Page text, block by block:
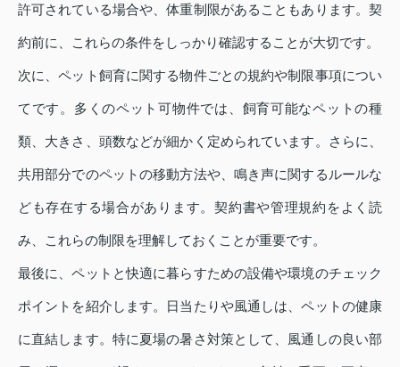
許可されている場合や、体重制限があることもあります。契
約前に、これらの条件をしっかり確認することが大切です。
次に、ペット飼育に関する物件ごとの規約や制限事項につい
てです。多くのペット可物件では、飼育可能なペットの種
類、大きさ、頭数などが細かく定められています。さらに、
共用部分でのペットの移動方法や、鳴き声に関するルールな
ども存在する場合があります。契約書や管理規約をよく読
み、これらの制限を理解しておくことが重要です。
最後に、ペットと快適に暮らすための設備や環境のチェック
ポイントを紹介します。日当たりや風通しは、ペットの健康
に直結します。特に夏場の暑さ対策として、風通しの良い部